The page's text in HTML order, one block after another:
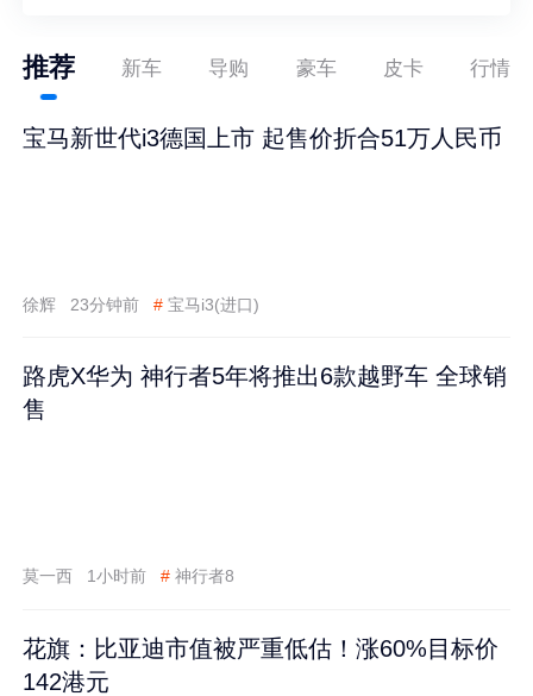
推荐 新车 导购 豪车 皮卡 行情
宝马新世代i3德国上市 起售价折合51万人民币
徐辉 23分钟前 # 宝马i3(进口)
路虎X华为 神行者5年将推出6款越野车 全球销
售
莫一西 1小时前 # 神行者8
花旗：比亚迪市值被严重低估！涨60%目标价
142港元